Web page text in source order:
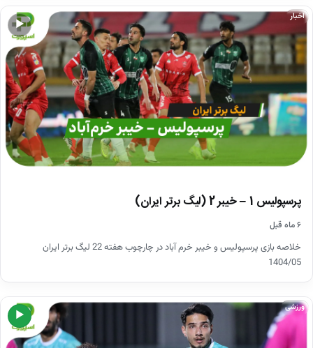
▶
اخبار
پرسپولیس 1 – خیبر 2 (لیگ برتر ایران)
۶ ماه قبل
خلاصه بازی پرسپولیس و خیبر خرم آباد در چارچوب هفته 22 لیگ برتر ایران
1404/05
▶
ورزشی